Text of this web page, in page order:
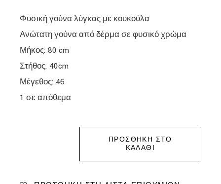
Φυσική γούνα λύγκας με κουκούλα
Ανώτατη γούνα από δέρμα σε φυσικό χρώμα
Μήκος: 80 cm
Στήθος: 40cm
Μέγεθος: 46
1 σε απόθεμα
ΠΡΟΣΘΉΚΗ ΣΤΟ
ΚΑΛΆΘΙ